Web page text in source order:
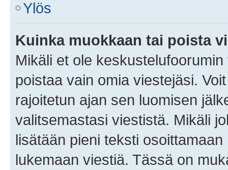
Ylös
Kuinka muokkaan tai poista
Mikäli et ole
poistaa vain omia viestejäsi.
rajoitetun ajan sen luomisen
valitsemastasi viestistä. Mikäli
lisätään pieni teksti
lukemaan viestiä. Tässä on